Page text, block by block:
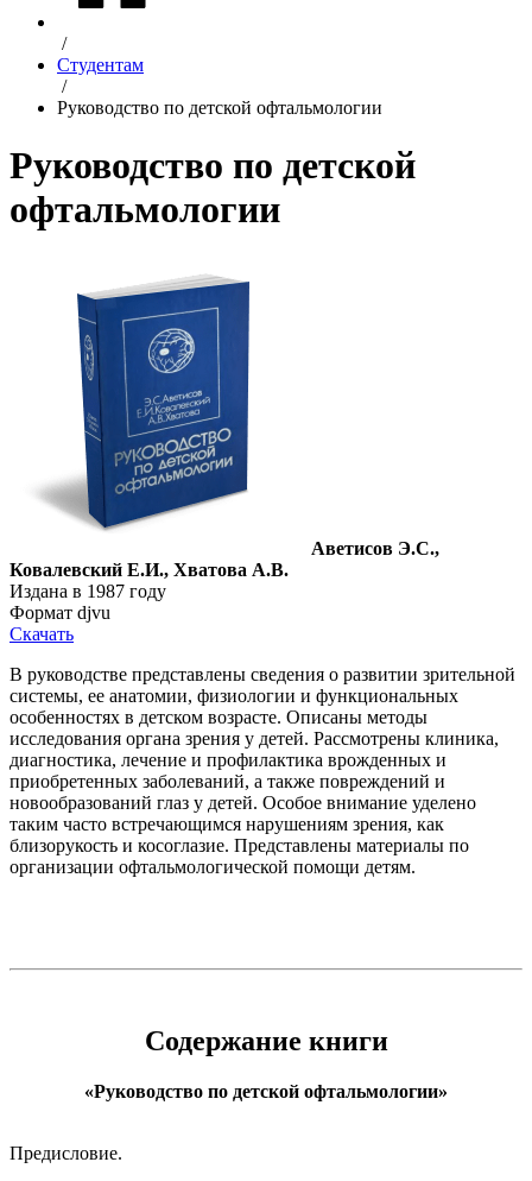
/
Студентам
/
Руководство по детской офтальмологии
Руководство по детской
офтальмологии
Аветисов Э.С.,
Ковалевский Е.И., Хватова А.В.
Издана в 1987 году
Формат djvu
Скачать
В руководстве представлены сведения о развитии зрительной
системы, ее анатомии, физиологии и функциональных
особенностях в детском возрасте. Описаны методы
исследования органа зрения у детей. Рассмотрены клиника,
диагностика, лечение и профилактика врожденных и
приобретенных заболеваний, а также повреждений и
новообразований глаз у детей. Особое внимание уделено
таким часто встречающимся нарушениям зрения, как
близорукость и косоглазие. Представлены материалы по
организации офтальмологической помощи детям.
Содержание книги
«Руководство по детской офтальмологии»
Предисловие.